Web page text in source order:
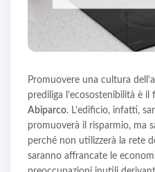
Promuovere una cultura
prediliga l’ecosostenibilità è
Abiparco. L’edificio, infatti,
promuoverà il risparmio, ma
perché non utilizzerà la rete
saranno affrancate le